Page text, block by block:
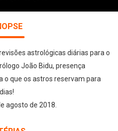
astrológicas diárias para o
João Bidu, presença
o que os astros reservam para
agosto de 2018.